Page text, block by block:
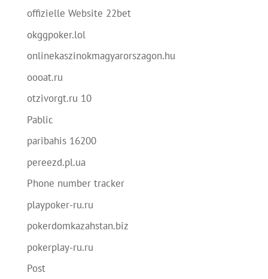
offizielle Website 22bet
okggpoker.lol
onlinekaszinokmagyarorszagon.hu
oooat.ru
otzivorgt.ru 10
Pablic
paribahis 16200
pereezd.pl.ua
Phone number tracker
playpoker-ru.ru
pokerdomkazahstan.biz
pokerplay-ru.ru
Post